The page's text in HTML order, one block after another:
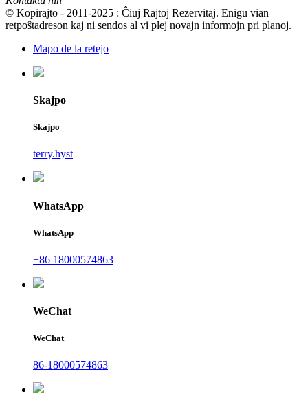
© Kopirajto - 2011-2025 : Ĉiuj Rajtoj Rezervitaj. Enigu vian
retpoŝtadreson kaj ni sendos al vi plej novajn informojn pri planoj.
Mapo de la retejo
Skajpo
Skajpo
terry.hyst
WhatsApp
WhatsApp
+86 18000574863
WeChat
WeChat
86-18000574863